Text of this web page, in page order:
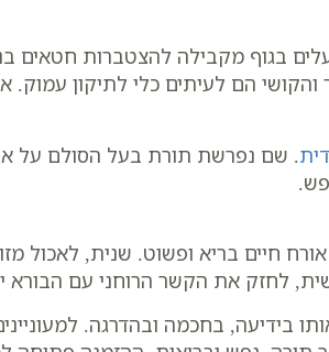
בגוף מקבילה להצטברות
והקושי הם לעיתים כלי לתיקון
. שם נפרשת תורת בעל הסולם על
חיים בריא ופשוט. שנית, לאכול
לחזק את הקשר הרוחני עם
בידיעה, בחכמה ובהדרגה.